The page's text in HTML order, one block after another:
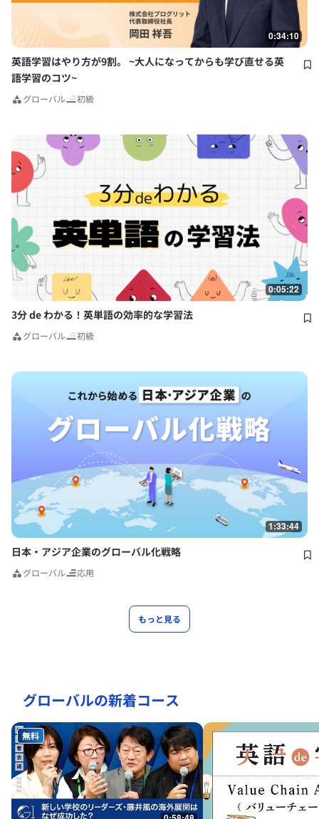
0:34:10
英語学習はやり方が9割。 ~大人になってからも学び直せる英
語学習のコツ~
グローバル 初級
0:05:22
3分 de わかる！英単語の効率的な学習法
グローバル 初級
1:33:44
日本・アジア企業のグローバル化戦略
グローバル 応用
もっと見る
グローバルの新着コース
無料